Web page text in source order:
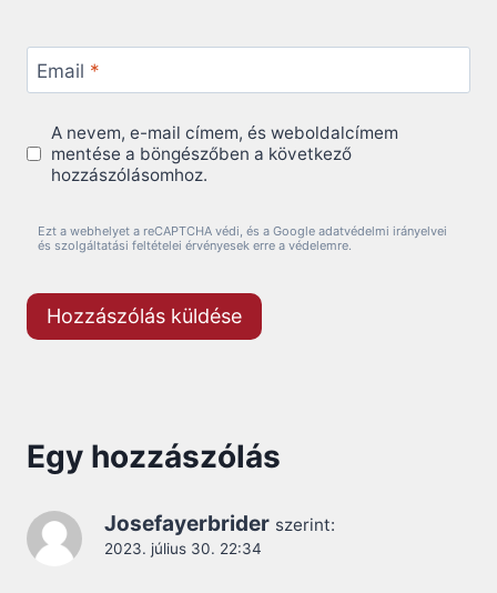
Email *
A nevem, e-mail címem, és weboldalcímem
mentése a böngészőben a következő
hozzászólásomhoz.
Ezt a webhelyet a reCAPTCHA védi, és a Google adatvédelmi irányelvei
és szolgáltatási feltételei érvényesek erre a védelemre.
Egy hozzászólás
Josefayerbrider szerint:
2023. július 30. 22:34